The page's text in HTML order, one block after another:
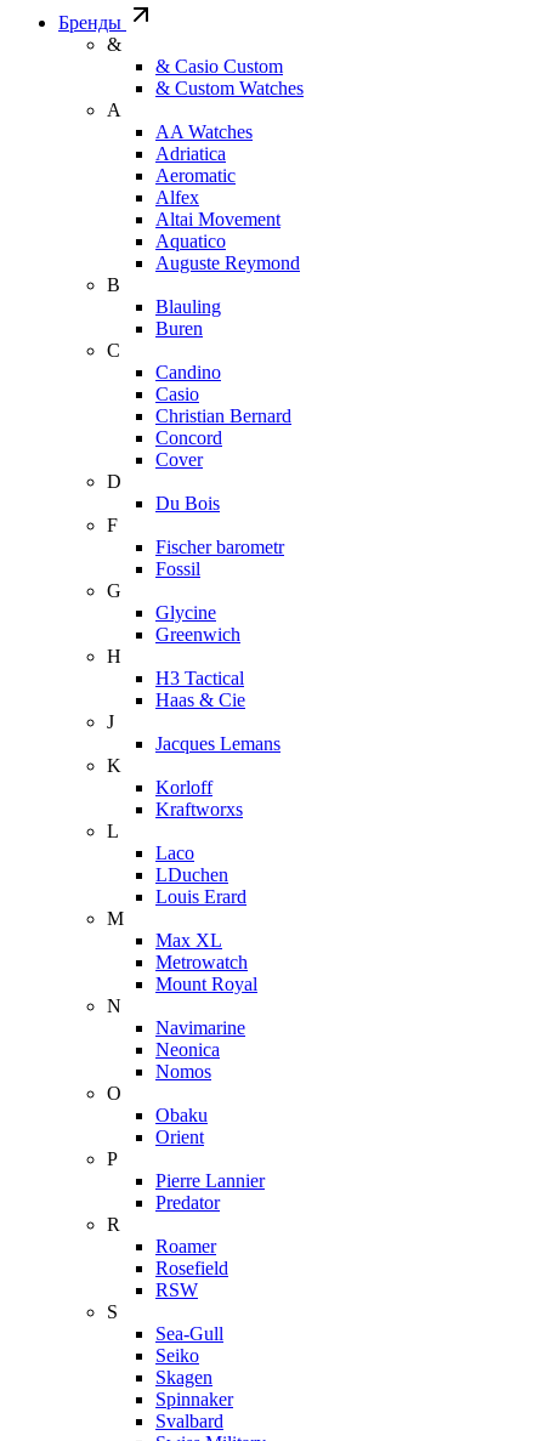
Бренды
&
& Casio Custom
& Custom Watches
A
AA Watches
Adriatica
Aeromatic
Alfex
Altai Movement
Aquatico
Auguste Reymond
B
Blauling
Buren
C
Candino
Casio
Christian Bernard
Concord
Cover
D
Du Bois
F
Fischer barometr
Fossil
G
Glycine
Greenwich
H
H3 Tactical
Haas & Cie
J
Jacques Lemans
K
Korloff
Kraftworxs
L
Laco
LDuchen
Louis Erard
M
Max XL
Metrowatch
Mount Royal
N
Navimarine
Neonica
Nomos
O
Obaku
Orient
P
Pierre Lannier
Predator
R
Roamer
Rosefield
RSW
S
Sea-Gull
Seiko
Skagen
Spinnaker
Svalbard